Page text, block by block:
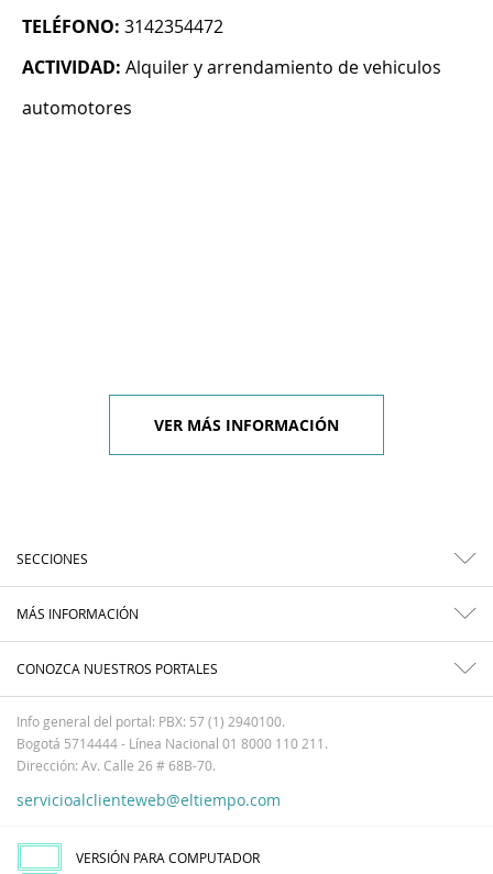
TELÉFONO: 3142354472
ACTIVIDAD: Alquiler y arrendamiento de vehiculos
automotores
VER MÁS INFORMACIÓN
SECCIONES
MÁS INFORMACIÓN
CONOZCA NUESTROS PORTALES
Info general del portal: PBX: 57 (1) 2940100.
Bogotá 5714444 - Línea Nacional 01 8000 110 211.
Dirección: Av. Calle 26 # 68B-70.
servicioalclienteweb@eltiempo.com
VERSIÓN PARA COMPUTADOR